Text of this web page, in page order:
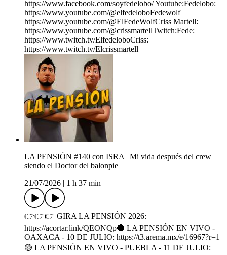
https://www.facebook.com/soyfedelobo/ Youtube:Fedelobo:
https://www.youtube.com/@elfedeloboFedewolf
https://www.youtube.com/@ElFedeWolfCriss Martell:
https://www.youtube.com/@crissmartellTwitch:Fede:
https://www.twitch.tv/ElfedeloboCriss:
https://www.twitch.tv/Elcrissmartell
LA PENSIÓN #140 con ISRA | Mi vida después del crew
siendo el Doctor del balonpie
21/07/2026
1 h 37 min
👉👉👉 GIRA LA PENSIÓN 2026:
https://acortar.link/QEONQp🔴 LA PENSIÓN EN VIVO -
OAXACA - 10 DE JULIO: https://t3.arema.mx/e/16967?r=1
🟡 LA PENSIÓN EN VIVO - PUEBLA - 11 DE JULIO: